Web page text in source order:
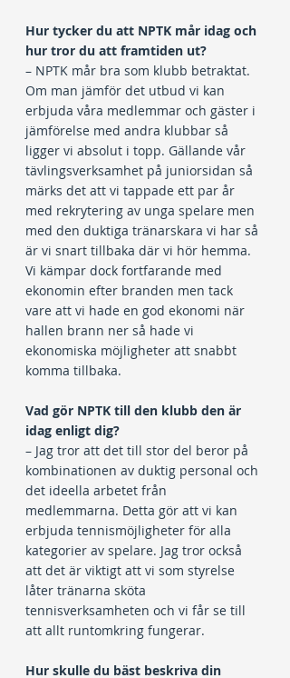
Hur tycker du att NPTK mår idag och
hur tror du att framtiden ut?
– NPTK mår bra som klubb betraktat.
Om man jämför det utbud vi kan
erbjuda våra medlemmar och gäster i
jämförelse med andra klubbar så
ligger vi absolut i topp. Gällande vår
tävlingsverksamhet på juniorsidan så
märks det att vi tappade ett par år
med rekrytering av unga spelare men
med den duktiga tränarskara vi har så
är vi snart tillbaka där vi hör hemma.
Vi kämpar dock fortfarande med
ekonomin efter branden men tack
vare att vi hade en god ekonomi när
hallen brann ner så hade vi
ekonomiska möjligheter att snabbt
komma tillbaka.
Vad gör NPTK till den klubb den är
idag enligt dig?
– Jag tror att det till stor del beror på
kombinationen av duktig personal och
det ideella arbetet från
medlemmarna. Detta gör att vi kan
erbjuda tennismöjligheter för alla
kategorier av spelare. Jag tror också
att det är viktigt att vi som styrelse
låter tränarna sköta
tennisverksamheten och vi får se till
att allt runtomkring fungerar.
Hur skulle du bäst beskriva din